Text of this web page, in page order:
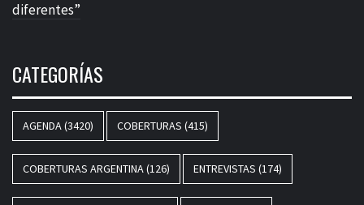
diferentes”
CATEGORÍAS
AGENDA(3420) COBERTURAS (415)
COBERTURAS ARGENTINA(126) ENTREVISTAS (174)